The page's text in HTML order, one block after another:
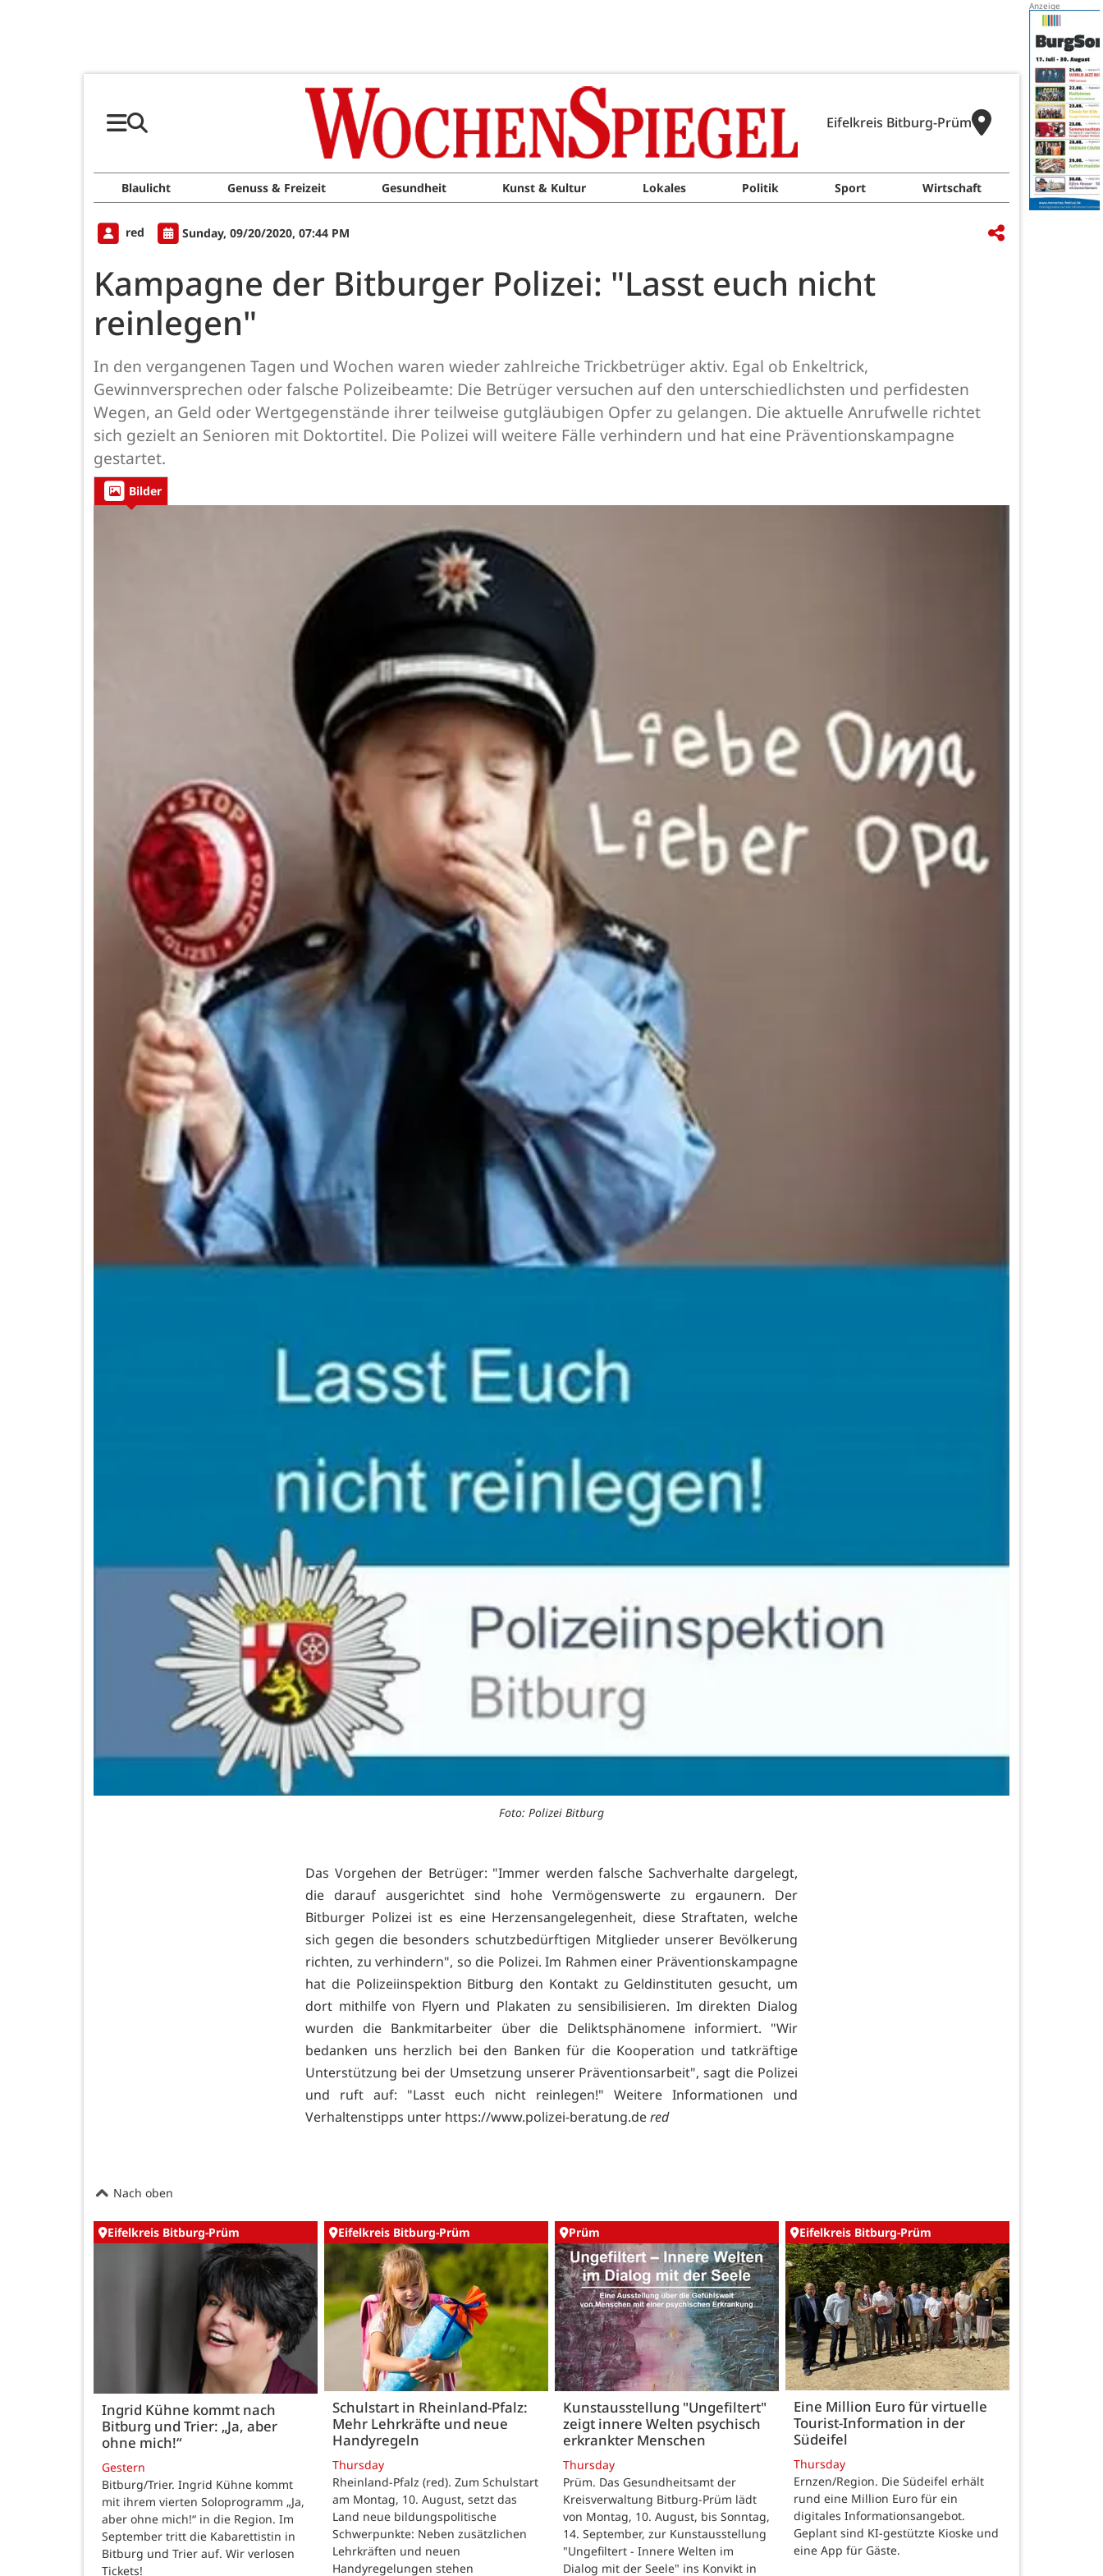
Eifelkreis Bitburg-Prüm
Blaulicht Genuss & Freizeit Gesundheit Kunst & Kultur Lokales Politik Sport Wirtschaft
red Sunday, 09/20/2020, 07:44 PM
Kampagne der Bitburger Polizei: "Lasst euch nicht
reinlegen"
In den vergangenen Tagen und Wochen waren wieder zahlreiche Trickbetrüger aktiv. Egal ob Enkeltrick,
Gewinnversprechen oder falsche Polizeibeamte: Die Betrüger versuchen auf den unterschiedlichsten und perfidesten
Wegen, an Geld oder Wertgegenstände ihrer teilweise gutgläubigen Opfer zu gelangen. Die aktuelle Anrufwelle richtet
sich gezielt an Senioren mit Doktortitel. Die Polizei will weitere Fälle verhindern und hat eine Präventionskampagne
gestartet.
Bilder
Foto: Polizei Bitburg
Das Vorgehen der Betrüger: "Immer werden falsche Sachverhalte dargelegt,
die darauf ausgerichtet sind hohe Vermögenswerte zu ergaunern. Der
Bitburger Polizei ist es eine Herzensangelegenheit, diese Straftaten, welche
sich gegen die besonders schutzbedürftigen Mitglieder unserer Bevölkerung
richten, zu verhindern", so die Polizei. Im Rahmen einer Präventionskampagne
hat die Polizeiinspektion Bitburg den Kontakt zu Geldinstituten gesucht, um
dort mithilfe von Flyern und Plakaten zu sensibilisieren. Im direkten Dialog
wurden die Bankmitarbeiter über die Deliktsphänomene informiert. "Wir
bedanken uns herzlich bei den Banken für die Kooperation und tatkräftige
Unterstützung bei der Umsetzung unserer Präventionsarbeit", sagt die Polizei
und ruft auf: "Lasst euch nicht reinlegen!" Weitere Informationen und
Verhaltenstipps unter https://www.polizei-beratung.dered
Nach oben
Eifelkreis Bitburg-Prüm
Ingrid Kühne kommt nach
Bitburg und Trier: „Ja, aber
ohne mich!“
Gestern
Bitburg/Trier. Ingrid Kühne kommt
mit ihrem vierten Soloprogramm „Ja,
aber ohne mich!“ in die Region. Im
September tritt die Kabarettistin in
Bitburg und Trier auf. Wir verlosen
Tickets!
Eifelkreis Bitburg-Prüm
Schulstart in Rheinland-Pfalz:
Mehr Lehrkräfte und neue
Handyregeln
Thursday
Rheinland-Pfalz (red). Zum Schulstart
am Montag, 10. August, setzt das
Land neue bildungspolitische
Schwerpunkte: Neben zusätzlichen
Lehrkräften und neuen
Handyregelungen stehen
Prüm
Kunstausstellung "Ungefiltert"
zeigt innere Welten psychisch
erkrankter Menschen
Thursday
Prüm. Das Gesundheitsamt der
Kreisverwaltung Bitburg-Prüm lädt
von Montag, 10. August, bis Sonntag,
14. September, zur Kunstausstellung
"Ungefiltert - Innere Welten im
Dialog mit der Seele" ins Konvikt in
Eifelkreis Bitburg-Prüm
Eine Million Euro für virtuelle
Tourist-Information in der
Südeifel
Thursday
Ernzen/Region. Die Südeifel erhält
rund eine Million Euro für ein
digitales Informationsangebot.
Geplant sind KI-gestützte Kioske und
eine App für Gäste.